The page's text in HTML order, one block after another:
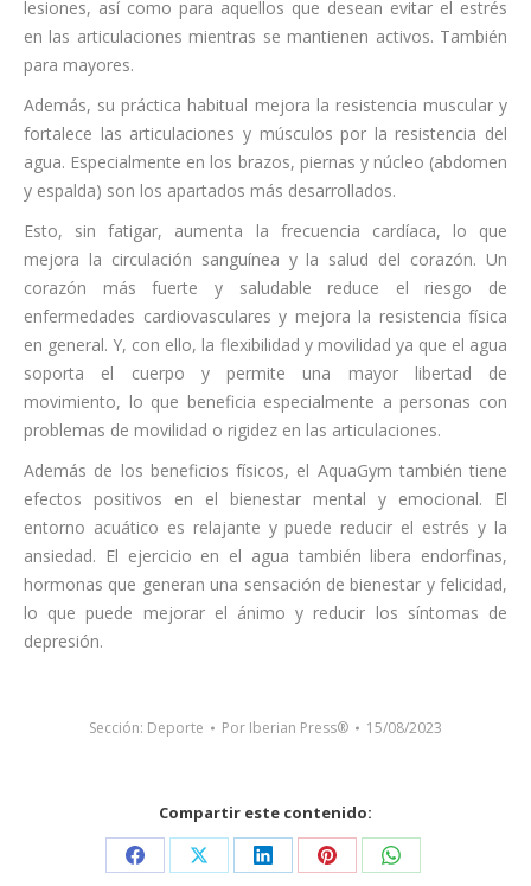
lesiones, así como para aquellos que desean evitar el estrés
en las articulaciones mientras se mantienen activos. También
para mayores.
Además, su práctica habitual mejora la resistencia muscular y
fortalece las articulaciones y músculos por la resistencia del
agua. Especialmente en los brazos, piernas y núcleo (abdomen
y espalda) son los apartados más desarrollados.
Esto, sin fatigar, aumenta la frecuencia cardíaca, lo que
mejora la circulación sanguínea y la salud del corazón. Un
corazón más fuerte y saludable reduce el riesgo de
enfermedades cardiovasculares y mejora la resistencia física
en general. Y, con ello, la flexibilidad y movilidad ya que el agua
soporta el cuerpo y permite una mayor libertad de
movimiento, lo que beneficia especialmente a personas con
problemas de movilidad o rigidez en las articulaciones.
Además de los beneficios físicos, el AquaGym también tiene
efectos positivos en el bienestar mental y emocional. El
entorno acuático es relajante y puede reducir el estrés y la
ansiedad. El ejercicio en el agua también libera endorfinas,
hormonas que generan una sensación de bienestar y felicidad,
lo que puede mejorar el ánimo y reducir los síntomas de
depresión.
Sección: Deporte Por Iberian Press® 15/08/2023
Compartir este contenido:
Share Share Share Share Share